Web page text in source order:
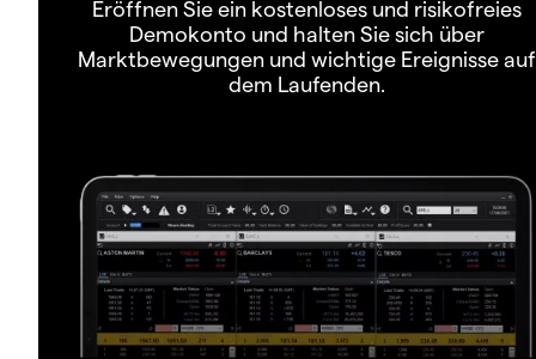
Eröffnen Sie ein kostenloses und risikofreies
Demokonto und halten Sie sich über
Marktbewegungen und wichtige Ereignisse auf
dem Laufenden.